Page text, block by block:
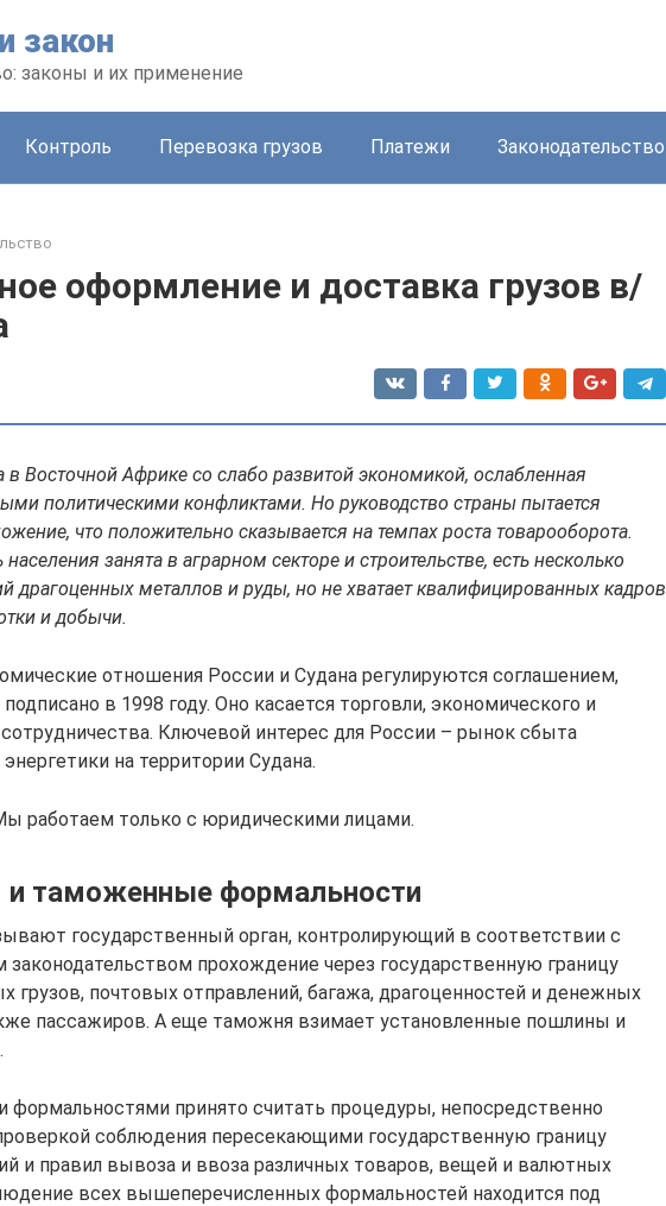
закон
законы и их применение
Контроль Перевозка грузов Платежи Законодательство
оформление и доставка грузов в/
в Восточной Африке со слабо развитой экономикой, ослабленная
политическими конфликтами. Но руководство страны пытается
что положительно сказывается на темпах роста товарооборота.
занята в аграрном секторе и строительстве, есть несколько
драгоценных металлов и руды, но не хватает квалифицированных кадров
и добычи.
отношения России и Судана регулируются соглашением,
в 1998 году. Оно касается торговли, экономического и
сотрудничества. Ключевой интерес для России – рынок сбыта
на территории Судана.
работаем только с юридическими лицами.
таможенные формальности
государственный орган, контролирующий в соответствии с
прохождение через государственную границу
грузов, почтовых отправлений, багажа, драгоценностей и денежных
пассажиров. А еще таможня взимает установленные пошлины и
принято считать процедуры, непосредственно
соблюдения пересекающими государственную границу
и правил вывоза и ввоза различных товаров, вещей и валютных
всех вышеперечисленных формальностей находится под